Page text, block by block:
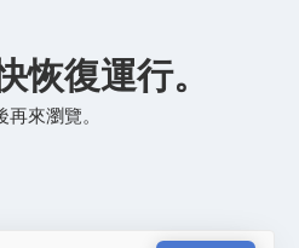
恢復運行。
再來瀏覽。